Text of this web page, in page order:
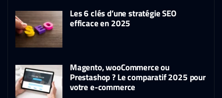
Les 6 clés d’une stratégie SEO
efficace en 2025
Magento, wooCommerce ou
Prestashop ? Le comparatif 2025 pour
votre e-commerce